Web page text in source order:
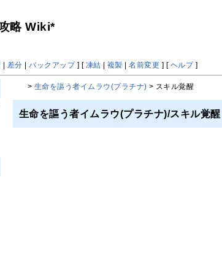
略 Wiki*
| 差分 |バックアップ] [ 凍結 | 複製 |名前変更 ] [ ヘルプ]
> 生命を謳う者イムラウ(プラチナ) > スキル覚醒
生命を謳う者イムラウ(プラチナ)/スキル覚醒